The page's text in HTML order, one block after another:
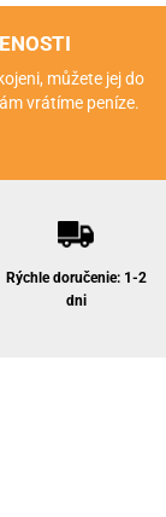
můžete jej do
vrátíme peníze.
Rýchle doručenie: 1-2
dni